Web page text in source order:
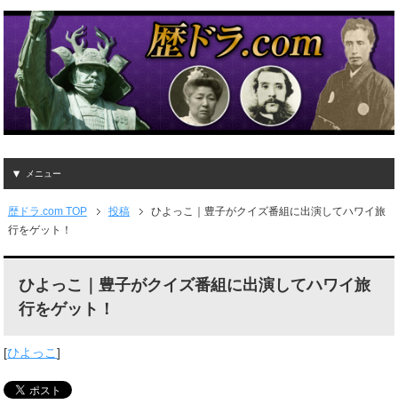
メニュー
歴ドラ.com TOP 投稿
ひよっこ｜豊子がクイズ番組に出演してハワイ旅
行をゲット！
ひよっこ｜豊子がクイズ番組に出演してハワイ旅
行をゲット！
[ひよっこ]